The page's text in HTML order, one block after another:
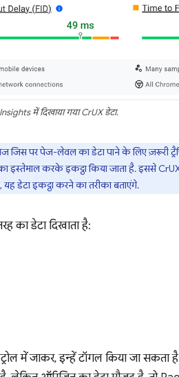
में दिखाया गया CrUX डेटा.
जिस पर पेज-लेवल का डेटा पाने के लिए ज़रूरी
इस्तेमाल करके इकट्ठा किया जाता है. इससे
डेटा इकट्ठा करने का तरीका बताएंगे.
का डेटा दिखाता है:
में जाकर, इन्हें टॉगल किया जा सकता